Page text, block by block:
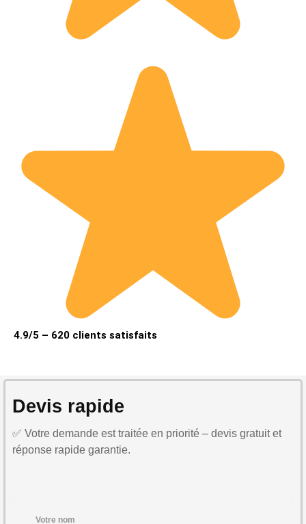
4.9/5 – 620 clients satisfaits
Devis rapide
✅ Votre demande est traitée en priorité – devis gratuit et
réponse rapide garantie.
Votre nom